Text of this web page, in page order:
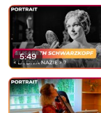
5:49